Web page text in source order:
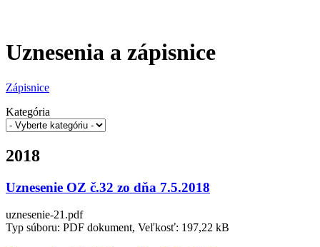
Uznesenia a zápisnice
Zápisnice
Kategória
2018
Uznesenie OZ č.32 zo dňa 7.5.2018
uznesenie-21.pdf
Typ súboru: PDF dokument, Veľkosť: 197,22 kB